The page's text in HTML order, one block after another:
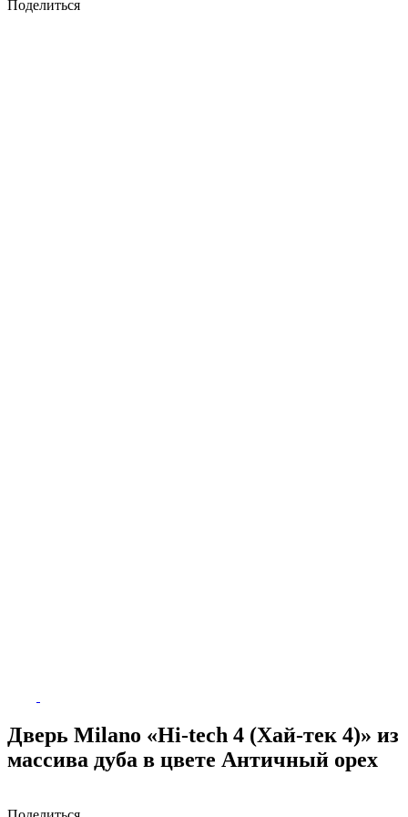
Поделиться
Дверь Milano «Hi-tech 4 (Хай-тек 4)» из
массива дуба в цвете Античный орех